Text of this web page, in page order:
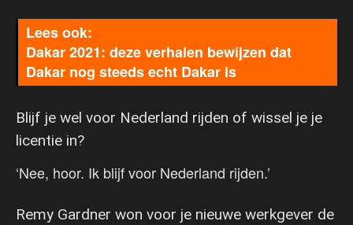
Dakar 2021: deze verhalen bewijzen dat
Dakar nog steeds echt Dakar is
Blijf je wel voor Nederland rijden of wissel je je
licentie in?
‘Nee, hoor. Ik blijf voor Nederland rijden.’
Remy Gardner won voor je nieuwe werkgever de